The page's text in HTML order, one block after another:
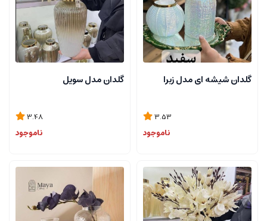
گلدان شیشه ای مدل زبرا
3.53
ناموجود
گلدان مدل سویل
3.48
ناموجود